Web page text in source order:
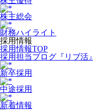
株主総会
財務ハイライト
採用情報
採用情報TOP
採用担当ブログ『リブ活』
新卒採用
中途採用
新着情報